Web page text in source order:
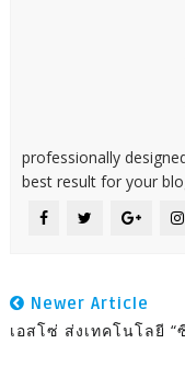
professionally
best result for your
Newer Article
เอสโซ่ ส่งเทคโนโลยี